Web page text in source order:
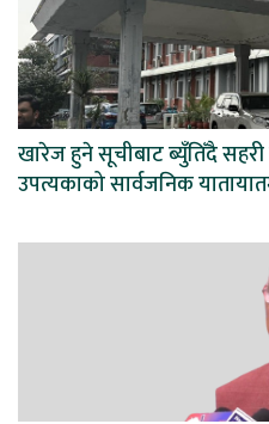
खारेज हुने सूचीबाट ब्युँतिँदै
उपत्यकाको सार्वजनिक